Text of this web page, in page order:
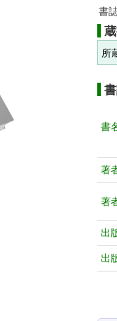
書
所
書
著
著
出
出